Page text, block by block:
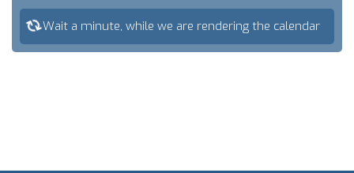
Wait a minute, while we are rendering the calendar